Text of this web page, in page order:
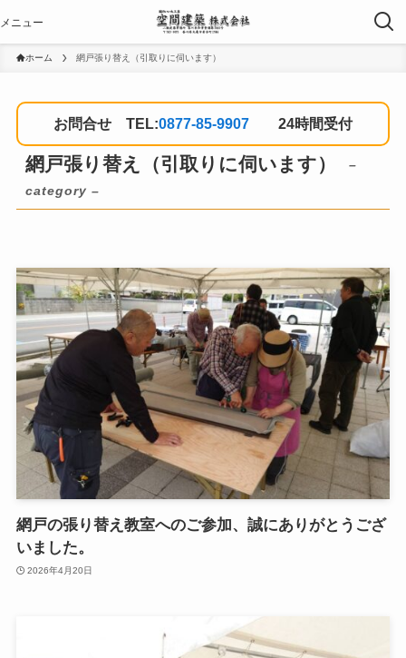
ホーム 網戸張り替え（引取りに伺います）
お問合せ TEL:0877-85-9907 24時間受付
網戸張り替え（引取りに伺います）
–
category –
網戸の張り替え教室へのご参加、誠にありがとうござ
いました。
2026年4月20日